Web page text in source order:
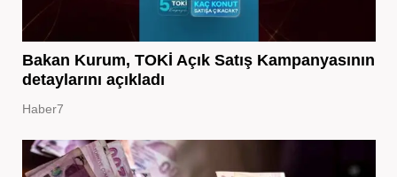
Bakan Kurum, TOKİ Açık Satış Kampanyasının
detaylarını açıkladı
Haber7